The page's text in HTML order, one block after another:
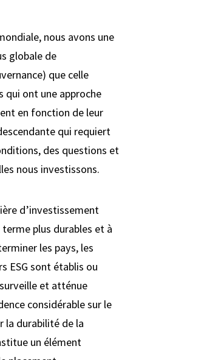
nous avons une
globale de
que celle
qui ont une approche
en fonction de leur
qui requiert
des questions et
nous investissons.
d’investissement
plus durables et à
les pays, les
ESG sont établis ou
et atténue
considérable sur le
la durabilité de la
un élément